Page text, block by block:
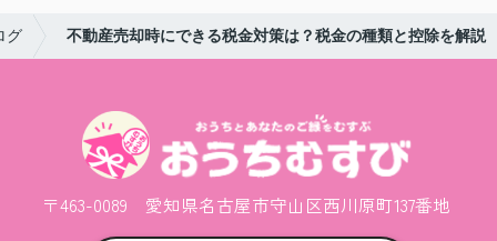
グ 不動産売却時にできる税金対策は？税金の種類と控除を解説
〒463-0089 愛知県名古屋市守山区西川原町137番地